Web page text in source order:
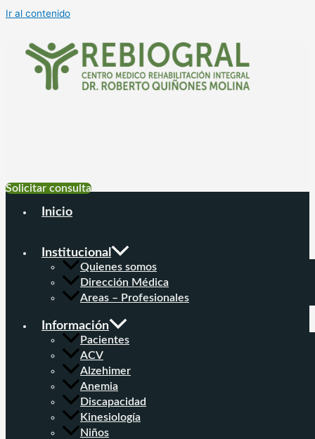
Ir al contenido
Solicitar consulta
Inicio
Institucional
Quienes somos
Dirección Médica
Areas – Profesionales
Información
Pacientes
ACV
Alzehimer
Anemia
Discapacidad
Kinesiología
Niños